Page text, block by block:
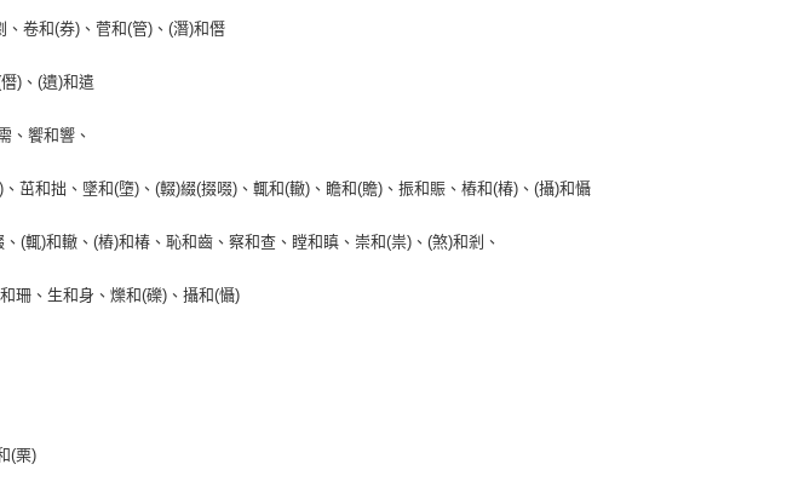
卷和(券)、菅和(管)、(潛)和僭
)、(遺)和遣
、饗和響、
茁和拙、墜和(墮)、(輟)綴(掇啜)、輒和(轍)、瞻和(贍)、振和賑、樁和(椿)、(攝)和懾
(輒)和轍、(樁)和椿、恥和齒、察和查、瞠和瞋、崇和(祟)、(煞)和剎、
珊、生和身、爍和(礫)、攝和(懾)
(栗)